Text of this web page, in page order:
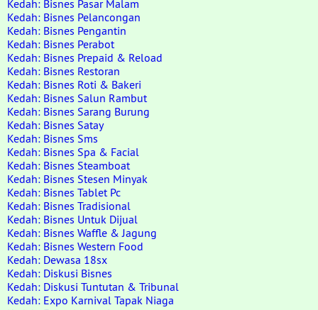
Kedah: Bisnes Pasar Malam
Kedah: Bisnes Pelancongan
Kedah: Bisnes Pengantin
Kedah: Bisnes Perabot
Kedah: Bisnes Prepaid & Reload
Kedah: Bisnes Restoran
Kedah: Bisnes Roti & Bakeri
Kedah: Bisnes Salun Rambut
Kedah: Bisnes Sarang Burung
Kedah: Bisnes Satay
Kedah: Bisnes Sms
Kedah: Bisnes Spa & Facial
Kedah: Bisnes Steamboat
Kedah: Bisnes Stesen Minyak
Kedah: Bisnes Tablet Pc
Kedah: Bisnes Tradisional
Kedah: Bisnes Untuk Dijual
Kedah: Bisnes Waffle & Jagung
Kedah: Bisnes Western Food
Kedah: Dewasa 18sx
Kedah: Diskusi Bisnes
Kedah: Diskusi Tuntutan & Tribunal
Kedah: Expo Karnival Tapak Niaga